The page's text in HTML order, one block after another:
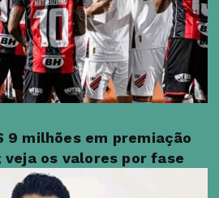
9 milhões em premiação
veja os valores por fase